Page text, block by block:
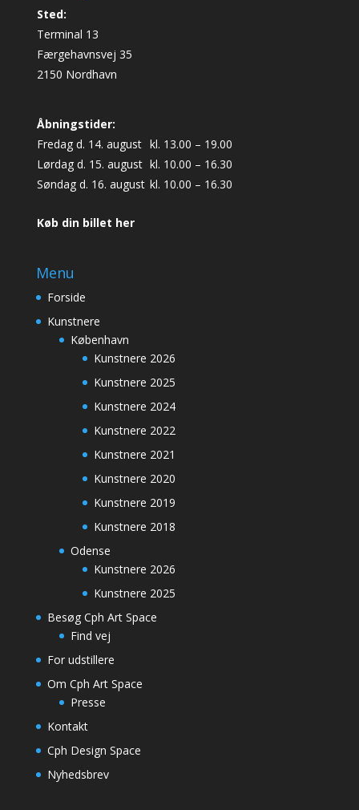
Sted:
Terminal 13
Færgehavnsvej 35
2150 Nordhavn
Åbningstider:
Fredag d. 14. august kl. 13.00 – 19.00
Lørdag d. 15. august kl. 10.00 – 16.30
Søndag d. 16. august kl. 10.00 – 16.30
Køb din billet her
Menu
Forside
Kunstnere
København
Kunstnere 2026
Kunstnere 2025
Kunstnere 2024
Kunstnere 2022
Kunstnere 2021
Kunstnere 2020
Kunstnere 2019
Kunstnere 2018
Odense
Kunstnere 2026
Kunstnere 2025
Besøg Cph Art Space
Find vej
For udstillere
Om Cph Art Space
Presse
Kontakt
Cph Design Space
Nyhedsbrev